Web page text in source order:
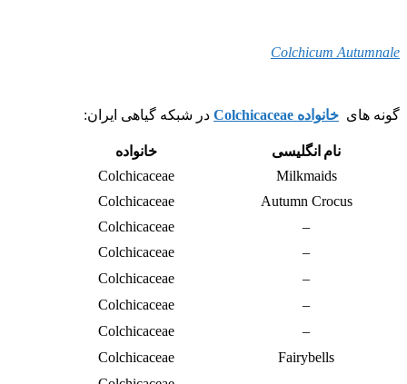
Colchicum Autumnale
گونه های خانواده Colchicaceae در شبکه گیاهی ایران:
نام انگلیسی خانواده
Milkmaids
Colchicaceae
Autumn Crocus
Colchicaceae
–
Colchicaceae
–
Colchicaceae
–
Colchicaceae
–
Colchicaceae
–
Colchicaceae
Fairybells
Colchicaceae